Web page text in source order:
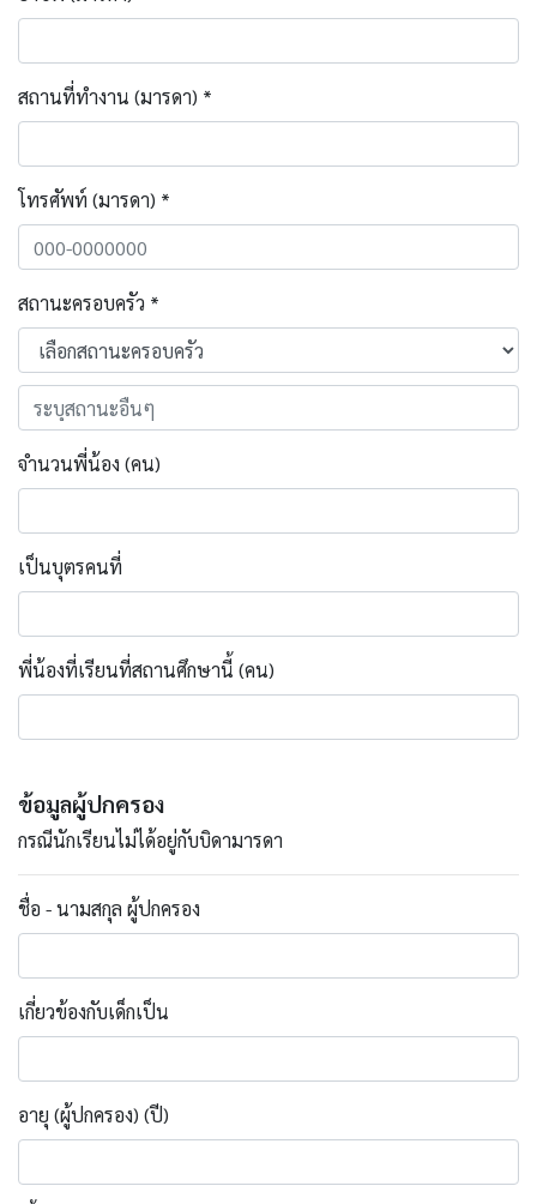
สถานที่ทำงาน (มารดา) *
โทรศัพท์ (มารดา) *
สถานะครอบครัว *
จำนวนพี่น้อง (คน)
เป็นบุตรคนที่
พี่น้องที่เรียนที่สถานศึกษานี้ (คน)
ข้อมูลผู้ปกครอง
กรณีนักเรียนไม่ได้อยู่กับบิดามารดา
ชื่อ - นามสกุล ผู้ปกครอง
เกี่ยวข้องกับเด็กเป็น
อายุ (ผู้ปกครอง) (ปี)